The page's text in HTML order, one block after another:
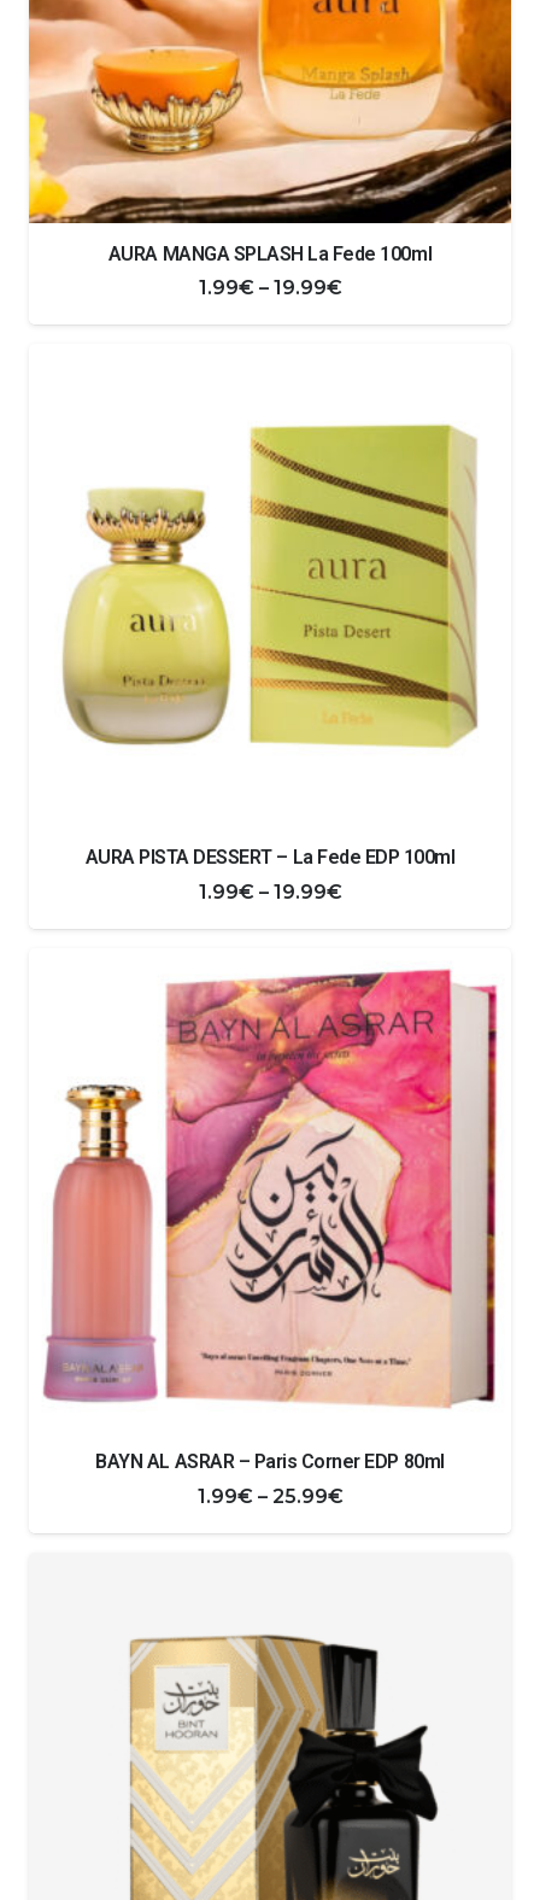
AURA MANGA SPLASH La Fede 100ml
1.99€ – 19.99€Zakres
cen:
do
AURA PISTA DESSERT – La Fede EDP 100ml
1.99€ – 19.99€Zakres
cen:
1.99€
do
19.99€
BAYN AL ASRAR – Paris Corner EDP 80ml
1.99€ – 25.99€Zakres
cen:
25.99€